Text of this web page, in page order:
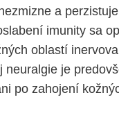
a
imunity sa
oblastí
neuralgie je
po zahojení